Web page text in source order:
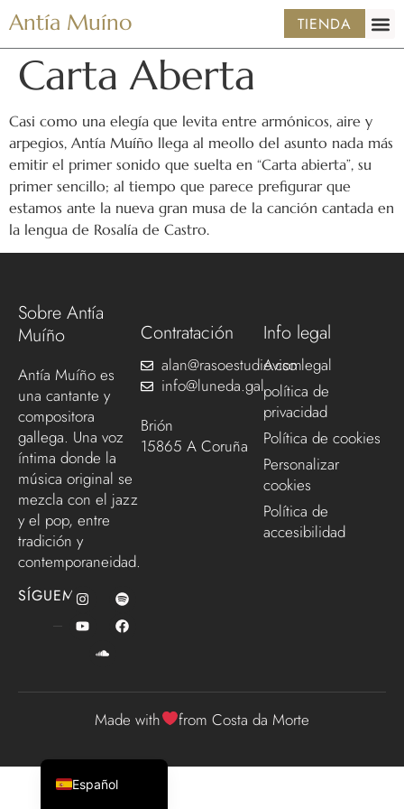
Antía Muíno TIENDA
Carta Aberta
Casi como una elegía que levita entre armónicos, aire y
arpegios, Antía Muíño llega al meollo del asunto nada más
emitir el primer sonido que suelta en “Carta abierta”, su
primer sencillo; al tiempo que parece prefigurar que
estamos ante la nueva gran musa de la canción cantada en
la lengua de Rosalía de Castro.
Sobre Antía
Muíño
Antía Muíño es
una cantante y
compositora
gallega. Una voz
íntima donde la
música original se
mezcla con el jazz
y el pop, entre
tradición y
contemporaneidad.
SÍGUEME
Contratación
alan@rasoestudio.com
info@luneda.gal
Brión
15865 A Coruña
Info legal
Aviso legal
política de
privacidad
Política de cookies
Personalizar
cookies
Política de
accesibilidad
Made with from Costa da Morte
Español
English (UK)